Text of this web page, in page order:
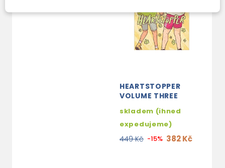
HEARTSTOPPER
VOLUME THREE
skladem (ihned
expedujeme)
449 Kč -15% 382 Kč